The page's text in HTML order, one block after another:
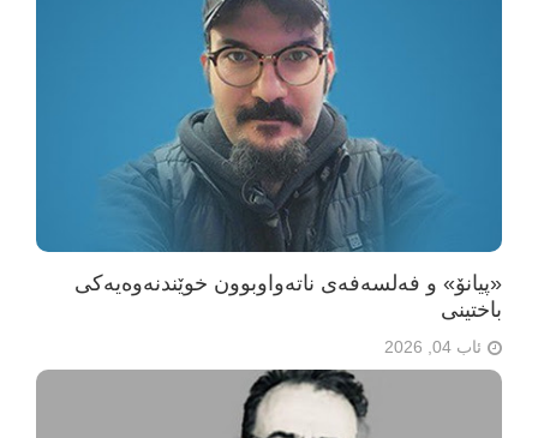
«پیانۆ» و فەلسەفەی ناتەواوبوون خوێندنەوەیەکی
باختینی
ئاب 04, 2026